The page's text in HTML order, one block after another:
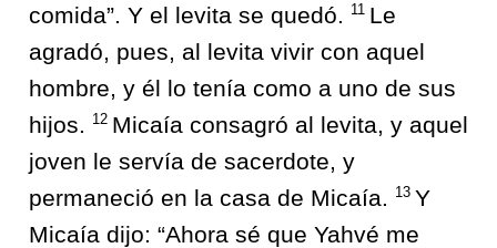
comida”. Y el levita se quedó.
11 Le
agradó, pues, al levita vivir con aquel
hombre, y él lo tenía como a uno de sus
hijos.
12 Micaía consagró al levita, y aquel
joven le servía de sacerdote, y
permaneció en la casa de Micaía.
13 Y
Micaía dijo: “Ahora sé que Yahvé me